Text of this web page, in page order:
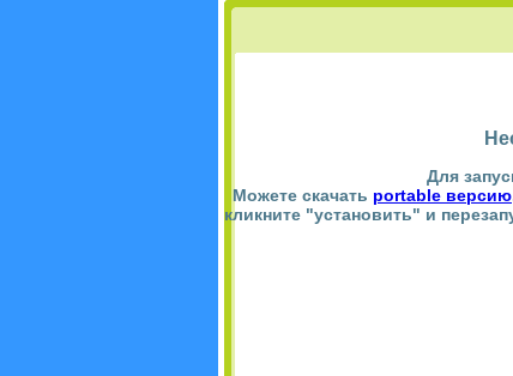
Для
Можете скачать portable версию
кликните "установить" и